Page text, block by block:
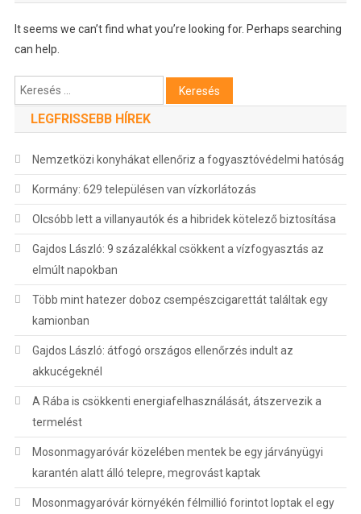
It seems we can’t find what you’re looking for. Perhaps searching
can help.
Keresés:
LEGFRISSEBB HÍREK
Nemzetközi konyhákat ellenőriz a fogyasztóvédelmi hatóság
Kormány: 629 településen van vízkorlátozás
Olcsóbb lett a villanyautók és a hibridek kötelező biztosítása
Gajdos László: 9 százalékkal csökkent a vízfogyasztás az
elmúlt napokban
Több mint hatezer doboz csempészcigarettát találtak egy
kamionban
Gajdos László: átfogó országos ellenőrzés indult az
akkucégeknél
A Rába is csökkenti energiafelhasználását, átszervezik a
termelést
Mosonmagyaróvár közelében mentek be egy járványügyi
karantén alatt álló telepre, megrovást kaptak
Mosonmagyaróvár környékén félmillió forintot loptak el egy